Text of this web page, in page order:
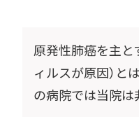
原発性肺癌を主
ィルスが原因）と
の病院では当院は